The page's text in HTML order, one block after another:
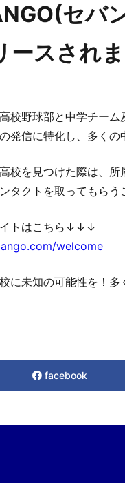
セバ
ースされま
校野球部と中学チー
発信に特化し、多くの
校を見つけた際は、
タクトを取ってもらう
イトはこちら↓↓↓
welcome
に未知の可能性を！
facebook